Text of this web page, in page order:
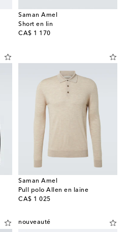
Saman Amel
Short en lin
CA$ 1 170
original price
Saman Amel
Pull polo Allen en laine
CA$ 1 025
original price
nouveauté